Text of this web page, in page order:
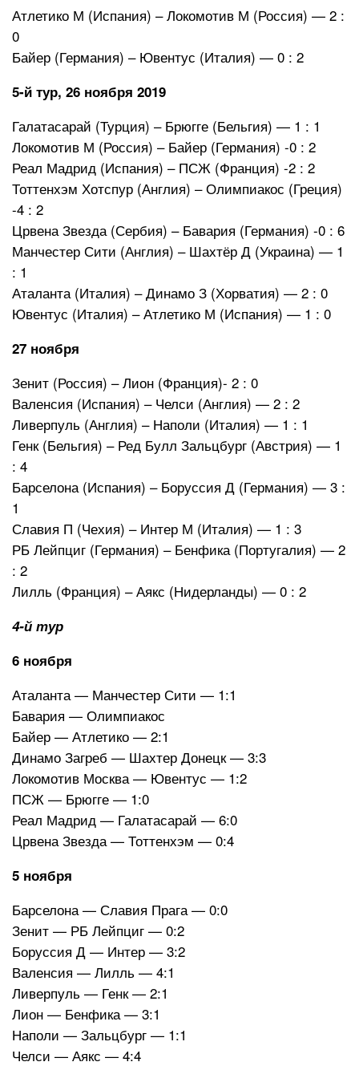
Атлетико М (Испания) – Локомотив М (Россия) — 2 :
0
Байер (Германия) – Ювентус (Италия) — 0 : 2
5-й тур, 26 ноября 2019
Галатасарай (Турция) – Брюгге (Бельгия) — 1 : 1
Локомотив М (Россия) – Байер (Германия) -0 : 2
Реал Мадрид (Испания) – ПСЖ (Франция) -2 : 2
Тоттенхэм Хотспур (Англия) – Олимпиакос (Греция)
-4 : 2
Црвена Звезда (Сербия) – Бавария (Германия) -0 : 6
Манчестер Сити (Англия) – Шахтёр Д (Украина) — 1
: 1
Аталанта (Италия) – Динамо З (Хорватия) — 2 : 0
Ювентус (Италия) – Атлетико М (Испания) — 1 : 0
27 ноября
Зенит (Россия) – Лион (Франция)- 2 : 0
Валенсия (Испания) – Челси (Англия) — 2 : 2
Ливерпуль (Англия) – Наполи (Италия) — 1 : 1
Генк (Бельгия) – Ред Булл Зальцбург (Австрия) — 1
: 4
Барселона (Испания) – Боруссия Д (Германия) — 3 :
1
Славия П (Чехия) – Интер М (Италия) — 1 : 3
РБ Лейпциг (Германия) – Бенфика (Португалия) — 2
: 2
Лилль (Франция) – Аякс (Нидерланды) — 0 : 2
4-й тур
6 ноября
Аталанта — Манчестер Сити — 1:1
Бавария — Олимпиакос
Байер — Атлетико — 2:1
Динамо Загреб — Шахтер Донецк — 3:3
Локомотив Москва — Ювентус — 1:2
ПСЖ — Брюгге — 1:0
Реал Мадрид — Галатасарай — 6:0
Црвена Звезда — Тоттенхэм — 0:4
5 ноября
Барселона — Славия Прага — 0:0
Зенит — РБ Лейпциг — 0:2
Боруссия Д — Интер — 3:2
Валенсия — Лилль — 4:1
Ливерпуль — Генк — 2:1
Лион — Бенфика — 3:1
Наполи — Зальцбург — 1:1
Челси — Аякс — 4:4